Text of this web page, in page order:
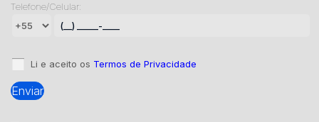
Telefone/Celular:
Li e aceito os Termos de Privacidade